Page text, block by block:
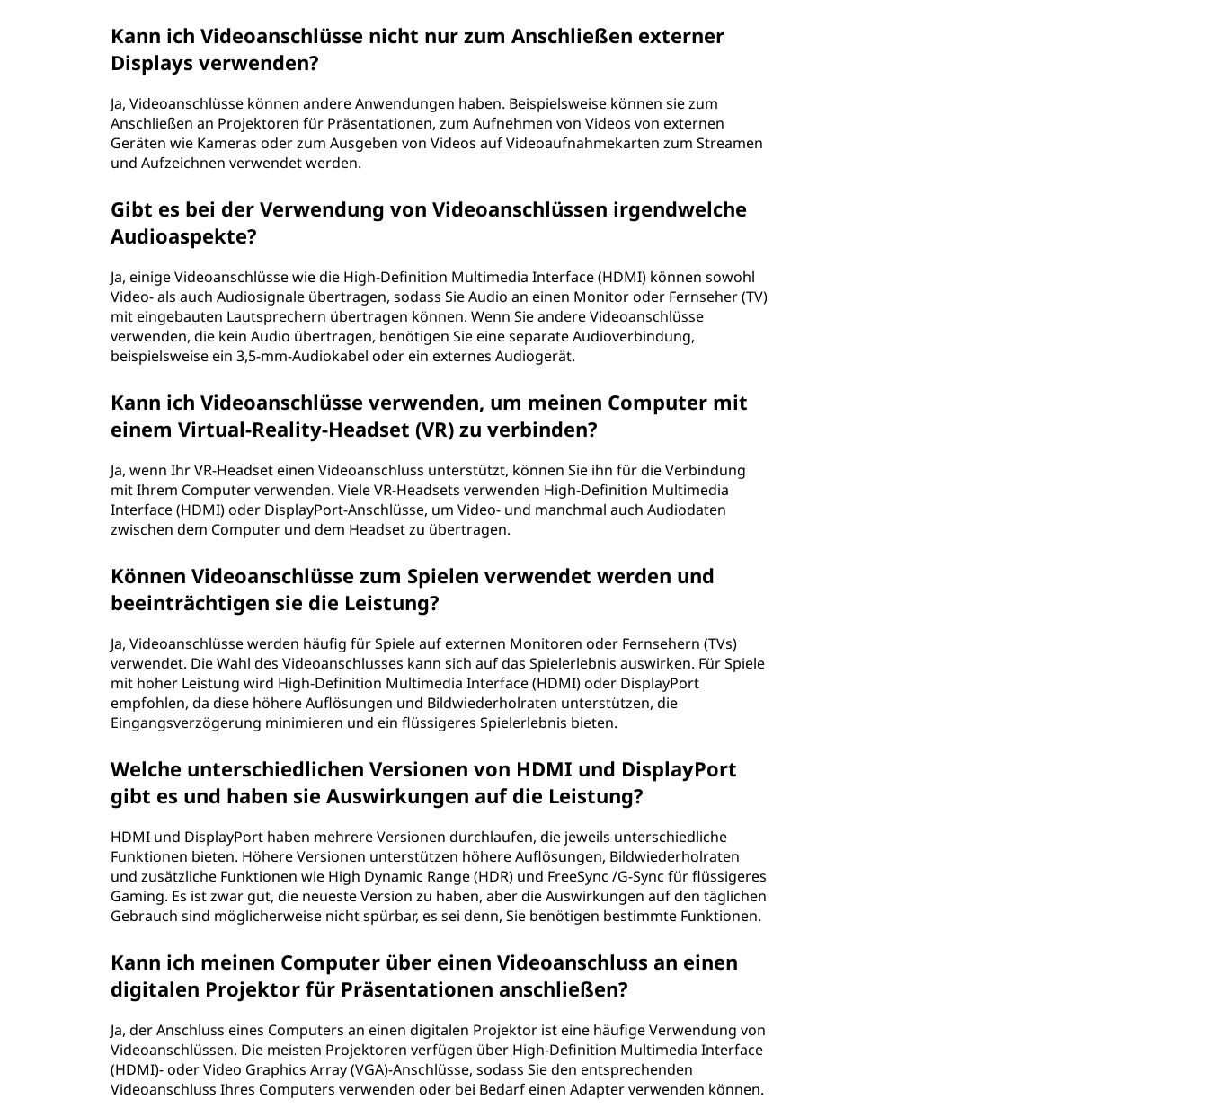
Kann ich Videoanschlüsse nicht nur zum Anschließen externer
Displays verwenden?
Ja, Videoanschlüsse können andere Anwendungen haben. Beispielsweise können sie zum
Anschließen an Projektoren für Präsentationen, zum Aufnehmen von Videos von externen
Geräten wie Kameras oder zum Ausgeben von Videos auf Videoaufnahmekarten zum Streamen
und Aufzeichnen verwendet werden.
Gibt es bei der Verwendung von Videoanschlüssen irgendwelche
Audioaspekte?
Ja, einige Videoanschlüsse wie die High-Definition Multimedia Interface (HDMI) können sowohl
Video- als auch Audiosignale übertragen, sodass Sie Audio an einen Monitor oder Fernseher (TV)
mit eingebauten Lautsprechern übertragen können. Wenn Sie andere Videoanschlüsse
verwenden, die kein Audio übertragen, benötigen Sie eine separate Audioverbindung,
beispielsweise ein 3,5-mm-Audiokabel oder ein externes Audiogerät.
Kann ich Videoanschlüsse verwenden, um meinen Computer mit
einem Virtual-Reality-Headset (VR) zu verbinden?
Ja, wenn Ihr VR-Headset einen Videoanschluss unterstützt, können Sie ihn für die Verbindung
mit Ihrem Computer verwenden. Viele VR-Headsets verwenden High-Definition Multimedia
Interface (HDMI) oder DisplayPort-Anschlüsse, um Video- und manchmal auch Audiodaten
zwischen dem Computer und dem Headset zu übertragen.
Können Videoanschlüsse zum Spielen verwendet werden und
beeinträchtigen sie die Leistung?
Ja, Videoanschlüsse werden häufig für Spiele auf externen Monitoren oder Fernsehern (TVs)
verwendet. Die Wahl des Videoanschlusses kann sich auf das Spielerlebnis auswirken. Für Spiele
mit hoher Leistung wird High-Definition Multimedia Interface (HDMI) oder DisplayPort
empfohlen, da diese höhere Auflösungen und Bildwiederholraten unterstützen, die
Eingangsverzögerung minimieren und ein flüssigeres Spielerlebnis bieten.
Welche unterschiedlichen Versionen von HDMI und DisplayPort
gibt es und haben sie Auswirkungen auf die Leistung?
HDMI und DisplayPort haben mehrere Versionen durchlaufen, die jeweils unterschiedliche
Funktionen bieten. Höhere Versionen unterstützen höhere Auflösungen, Bildwiederholraten
und zusätzliche Funktionen wie High Dynamic Range (HDR) und FreeSync /G-Sync für flüssigeres
Gaming. Es ist zwar gut, die neueste Version zu haben, aber die Auswirkungen auf den täglichen
Gebrauch sind möglicherweise nicht spürbar, es sei denn, Sie benötigen bestimmte Funktionen.
Kann ich meinen Computer über einen Videoanschluss an einen
digitalen Projektor für Präsentationen anschließen?
Ja, der Anschluss eines Computers an einen digitalen Projektor ist eine häufige Verwendung von
Videoanschlüssen. Die meisten Projektoren verfügen über High-Definition Multimedia Interface
(HDMI)- oder Video Graphics Array (VGA)-Anschlüsse, sodass Sie den entsprechenden
Videoanschluss Ihres Computers verwenden oder bei Bedarf einen Adapter verwenden können.